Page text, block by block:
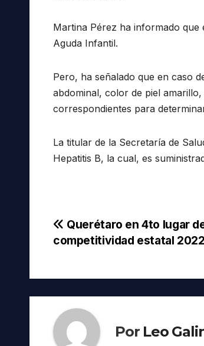
Martina Pérez ha informado que
Aguda Infantil.
Pero, ha señalado que en caso
abdominal, color de piel
correspondientes para
La titular de la Secretaría de
Hepatitis B, la cual, es
Navegación
entradas
Querétaro en 4to lugar
competitividad estatal 2022
Por Leo